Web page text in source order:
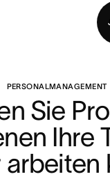
Vertrieb kontaktieren
PERSONALMANAGEMENT
Sie
Ihre
arbeiten